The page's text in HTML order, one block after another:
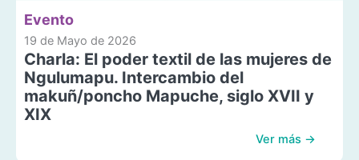
Evento
19 de Mayo de 2026
Charla: El poder textil de las mujeres de
Ngulumapu. Intercambio del
makuñ/poncho Mapuche, siglo XVII y
XIX
Ver más →